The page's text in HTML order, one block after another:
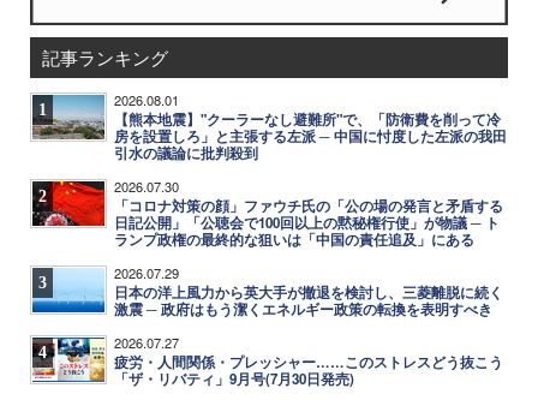
記事ランキング
1 2026.08.01
【熊本地震】"クーラーなし避難所"で、「防衛費を削って冷
房を設置しろ」と主張する左派 ─ 中国に忖度した左派の我田
引水の議論に批判殺到
2 2026.07.30
「コロナ対策の顔」ファウチ氏の「公の場の発言と矛盾する
日記公開」「公聴会で100回以上の黙秘権行使」が物議 ─ ト
ランプ政権の最終的な狙いは「中国の責任追及」にある
3 2026.07.29
日本の洋上風力から英大手が撤退を検討し、三菱離脱に続く
激震 ─ 政府はもう潔くエネルギー政策の転換を表明すべき
4 2026.07.27
疲労・人間関係・プレッシャー……このストレスどう抜こう
「ザ・リバティ」9月号(7月30日発売)